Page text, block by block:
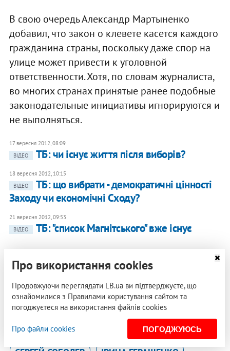
В свою очередь Александр Мартыненко
добавил, что закон о клевете касется каждого
гражданина страны, поскольку даже спор на
улице может привести к уголовной
ответственности. Хотя, по словам журналиста,
во многих странах принятые ранее подобные
законодательные инициативы игнорируются и
не выполняться.
17 вересня 2012, 08:09
ВІДЕО
ТБ: чи існує життя після виборів?
18 вересня 2012, 10:15
ВІДЕО
ТБ: що вибрати - демократичні цінності
Заходу чи економічні Сходу?
21 вересня 2012, 09:53
ВІДЕО
ТБ: "список Магнітського" вже існує
LB.ua
ТЕЛЕБАЧЕННЯ ЮЛІЯ ТИМОШЕНКО
КПУ
ПАРЛАМЕНТСЬКІ ВИБОРИ
Про використання cookies
Продовжуючи переглядати LB.ua ви підтверджуєте, що
ознайомилися з Правилами користування сайтом та
погоджуєтеся на використання файлів cookies
Про файли cookies ПОГОДЖУЮСЬ